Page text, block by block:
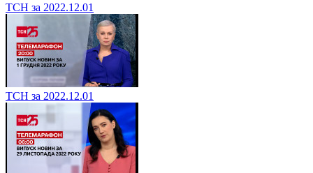
ТСН за 2022.12.01
ТСН за 2022.12.01